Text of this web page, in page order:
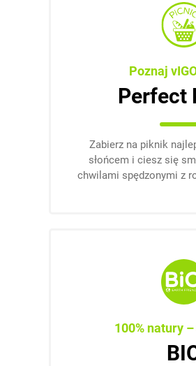
Poznaj
Perfect
Zabierz na piknik
słońcem i ciesz się
chwilami spędzonymi z
100% natury